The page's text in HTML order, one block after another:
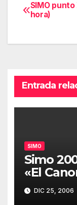
SIMO punto
hora)
Entrada
SIMO
Simo
«El
30DIC 25, 2006